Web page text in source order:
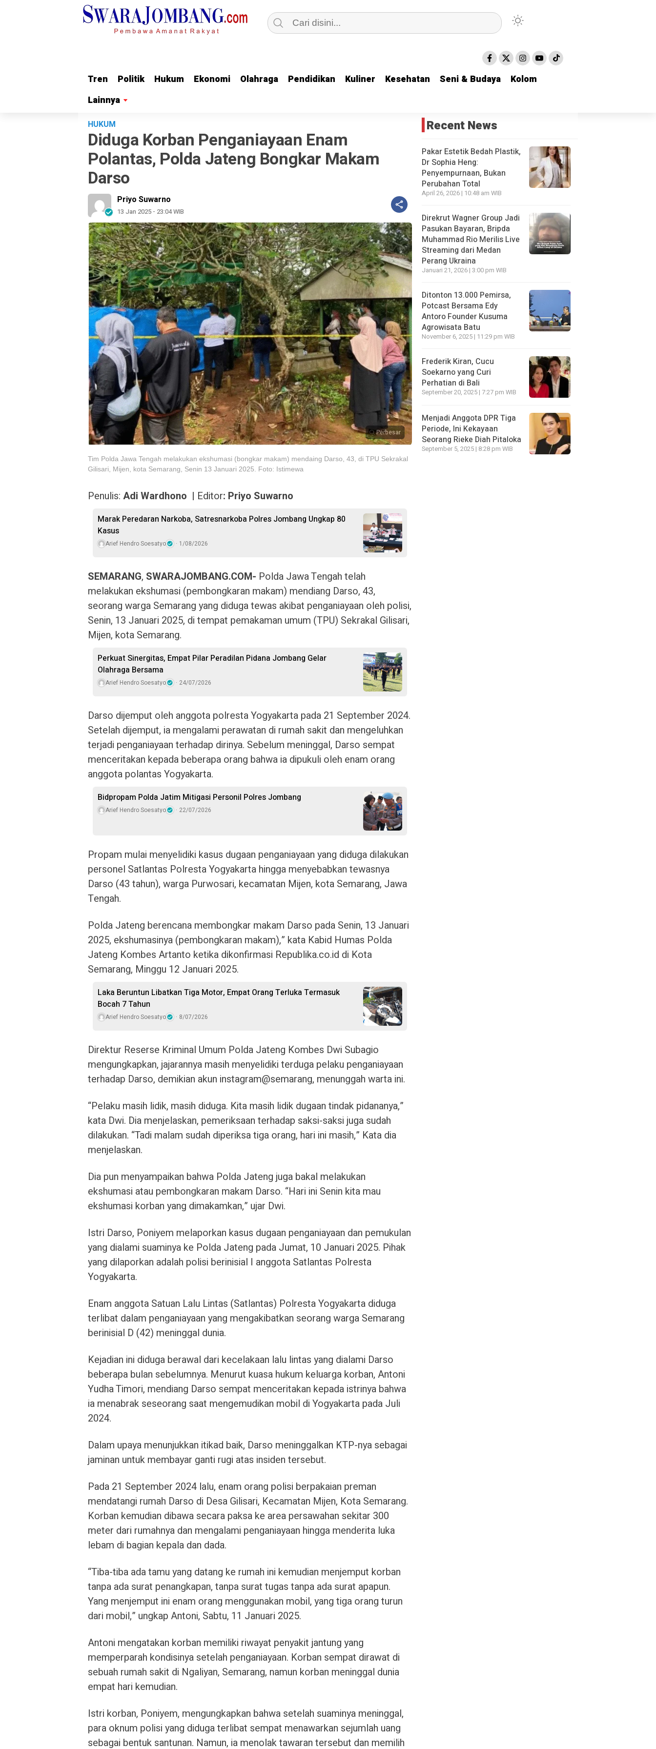
Tren Politik Hukum Ekonomi Olahraga Pendidikan Kuliner Kesehatan Seni & Budaya
Kolom
Lainnya
Tren Politik Hukum Ekonomi Olahraga Pendidikan Kuliner Kesehatan Seni & Budaya
Kolom
Lainnya
HUKUM
Diduga Korban Penganiayaan Enam
Polantas, Polda Jateng Bongkar Makam
Darso
Priyo Suwarno
13 Jan 2025 - 23:04 WIB
Perbesar
Tim Polda Jawa Tengah melakukan ekshumasi (bongkar makam) mendaing Darso, 43, di TPU Sekrakal
Gilisari, Mijen, kota Semarang, Senin 13 Januari 2025. Foto: Istimewa
Penulis: Adi Wardhono | Editor: Priyo Suwarno
Marak Peredaran Narkoba, Satresnarkoba Polres Jombang Ungkap 80
Kasus
Arief Hendro Soesatyo 1/08/2026
SEMARANG, SWARAJOMBANG.COM- Polda Jawa Tengah telah
melakukan ekshumasi (pembongkaran makam) mendiang Darso, 43,
seorang warga Semarang yang diduga tewas akibat penganiayaan oleh polisi,
Senin, 13 Januari 2025, di tempat pemakaman umum (TPU) Sekrakal Gilisari,
Mijen, kota Semarang.
Perkuat Sinergitas, Empat Pilar Peradilan Pidana Jombang Gelar
Olahraga Bersama
Arief Hendro Soesatyo 24/07/2026
Darso dijemput oleh anggota polresta Yogyakarta pada 21 September 2024.
Setelah dijemput, ia mengalami perawatan di rumah sakit dan mengeluhkan
terjadi penganiayaan terhadap dirinya. Sebelum meninggal, Darso sempat
menceritakan kepada beberapa orang bahwa ia dipukuli oleh enam orang
anggota polantas Yogyakarta.
Bidpropam Polda Jatim Mitigasi Personil Polres Jombang
Arief Hendro Soesatyo 22/07/2026
Propam mulai menyelidiki kasus dugaan penganiayaan yang diduga dilakukan
personel Satlantas Polresta Yogyakarta hingga menyebabkan tewasnya
Darso (43 tahun), warga Purwosari, kecamatan Mijen, kota Semarang, Jawa
Tengah.
Polda Jateng berencana membongkar makam Darso pada Senin, 13 Januari
2025, ekshumasinya (pembongkaran makam),” kata Kabid Humas Polda
Jateng Kombes Artanto ketika dikonfirmasi Republika.co.id di Kota
Semarang, Minggu 12 Januari 2025.
Laka Beruntun Libatkan Tiga Motor, Empat Orang Terluka Termasuk
Bocah 7 Tahun
Arief Hendro Soesatyo 8/07/2026
Direktur Reserse Kriminal Umum Polda Jateng Kombes Dwi Subagio
mengungkapkan, jajarannya masih menyelidiki terduga pelaku penganiayaan
terhadap Darso, demikian akun instagram@semarang, menunggah warta ini.
“Pelaku masih lidik, masih diduga. Kita masih lidik dugaan tindak pidananya,”
kata Dwi. Dia menjelaskan, pemeriksaan terhadap saksi-saksi juga sudah
dilakukan. “Tadi malam sudah diperiksa tiga orang, hari ini masih,” Kata dia
menjelaskan.
Dia pun menyampaikan bahwa Polda Jateng juga bakal melakukan
ekshumasi atau pembongkaran makam Darso. “Hari ini Senin kita mau
ekshumasi korban yang dimakamkan,” ujar Dwi.
Istri Darso, Poniyem melaporkan kasus dugaan penganiayaan dan pemukulan
yang dialami suaminya ke Polda Jateng pada Jumat, 10 Januari 2025. Pihak
yang dilaporkan adalah polisi berinisial I anggota Satlantas Polresta
Yogyakarta.
Enam anggota Satuan Lalu Lintas (Satlantas) Polresta Yogyakarta diduga
terlibat dalam penganiayaan yang mengakibatkan seorang warga Semarang
berinisial D (42) meninggal dunia.
Kejadian ini diduga berawal dari kecelakaan lalu lintas yang dialami Darso
beberapa bulan sebelumnya. Menurut kuasa hukum keluarga korban, Antoni
Yudha Timori, mendiang Darso sempat menceritakan kepada istrinya bahwa
ia menabrak seseorang saat mengemudikan mobil di Yogyakarta pada Juli
2024.
Dalam upaya menunjukkan itikad baik, Darso meninggalkan KTP-nya sebagai
jaminan untuk membayar ganti rugi atas insiden tersebut.
Pada 21 September 2024 lalu, enam orang polisi berpakaian preman
mendatangi rumah Darso di Desa Gilisari, Kecamatan Mijen, Kota Semarang.
Korban kemudian dibawa secara paksa ke area persawahan sekitar 300
meter dari rumahnya dan mengalami penganiayaan hingga menderita luka
lebam di bagian kepala dan dada.
“Tiba-tiba ada tamu yang datang ke rumah ini kemudian menjemput korban
tanpa ada surat penangkapan, tanpa surat tugas tanpa ada surat apapun.
Yang menjemput ini enam orang menggunakan mobil, yang tiga orang turun
dari mobil,” ungkap Antoni, Sabtu, 11 Januari 2025.
Antoni mengatakan korban memiliki riwayat penyakit jantung yang
memperparah kondisinya setelah penganiayaan. Korban sempat dirawat di
sebuah rumah sakit di Ngaliyan, Semarang, namun korban meninggal dunia
empat hari kemudian.
Istri korban, Poniyem, mengungkapkan bahwa setelah suaminya meninggal,
para oknum polisi yang diduga terlibat sempat menawarkan sejumlah uang
sebagai bentuk santunan. Namun, ia menolak tawaran tersebut dan memilih
Recent News
Pakar Estetik Bedah Plastik,
Dr Sophia Heng:
Penyempurnaan, Bukan
Perubahan Total
April 26, 2026 | 10:48 am WIB
Direkrut Wagner Group Jadi
Pasukan Bayaran, Bripda
Muhammad Rio Merilis Live
Streaming dari Medan
Perang Ukraina
Januari 21, 2026 | 3:00 pm WIB
Ditonton 13.000 Pemirsa,
Potcast Bersama Edy
Antoro Founder Kusuma
Agrowisata Batu
November 6, 2025 | 11:29 pm WIB
Frederik Kiran, Cucu
Soekarno yang Curi
Perhatian di Bali
September 20, 2025 | 7:27 pm WIB
Menjadi Anggota DPR Tiga
Periode, Ini Kekayaan
Seorang Rieke Diah Pitaloka
September 5, 2025 | 8:28 pm WIB